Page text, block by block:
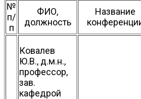
№
п/
п
ФИО,
должность
Название
Ковалев
Ю.В., д.м.н.,
профессор,
зав.
кафедрой